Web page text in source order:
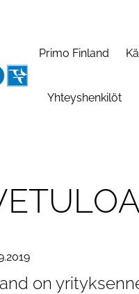
Primo Finland
Yhteyshenkilöt
ETULOA
on